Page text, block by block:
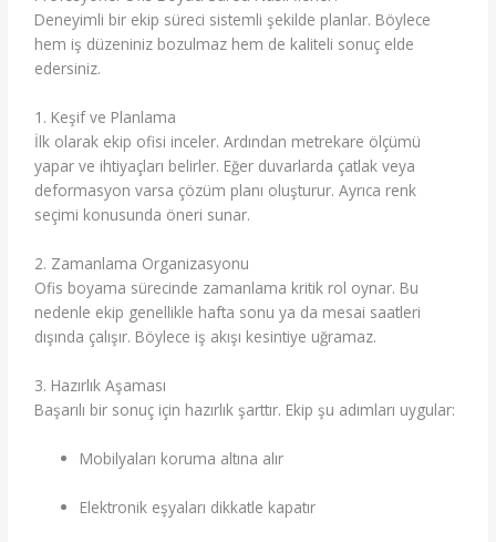
Deneyimli bir ekip süreci sistemli şekilde planlar. Böylece
hem iş düzeniniz bozulmaz hem de kaliteli sonuç elde
edersiniz.
1. Keşif ve Planlama
İlk olarak ekip ofisi inceler. Ardından metrekare ölçümü
yapar ve ihtiyaçları belirler. Eğer duvarlarda çatlak veya
deformasyon varsa çözüm planı oluşturur. Ayrıca renk
seçimi konusunda öneri sunar.
2. Zamanlama Organizasyonu
Ofis boyama sürecinde zamanlama kritik rol oynar. Bu
nedenle ekip genellikle hafta sonu ya da mesai saatleri
dışında çalışır. Böylece iş akışı kesintiye uğramaz.
3. Hazırlık Aşaması
Başarılı bir sonuç için hazırlık şarttır. Ekip şu adımları uygular:
Mobilyaları koruma altına alır
Elektronik eşyaları dikkatle kapatır